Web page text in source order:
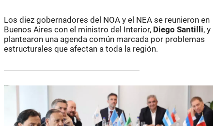
Los diez gobernadores del NOA y el NEA se reunieron en
Buenos Aires con el ministro del Interior, Diego Santilli, y
plantearon una agenda común marcada por problemas
estructurales que afectan a toda la región.